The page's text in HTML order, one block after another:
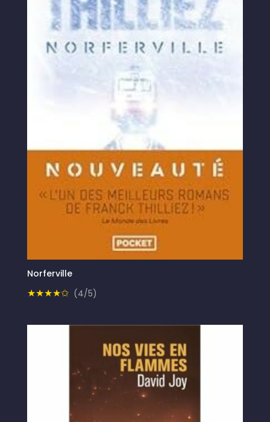
Norferville
★★★★✩ (4/5)